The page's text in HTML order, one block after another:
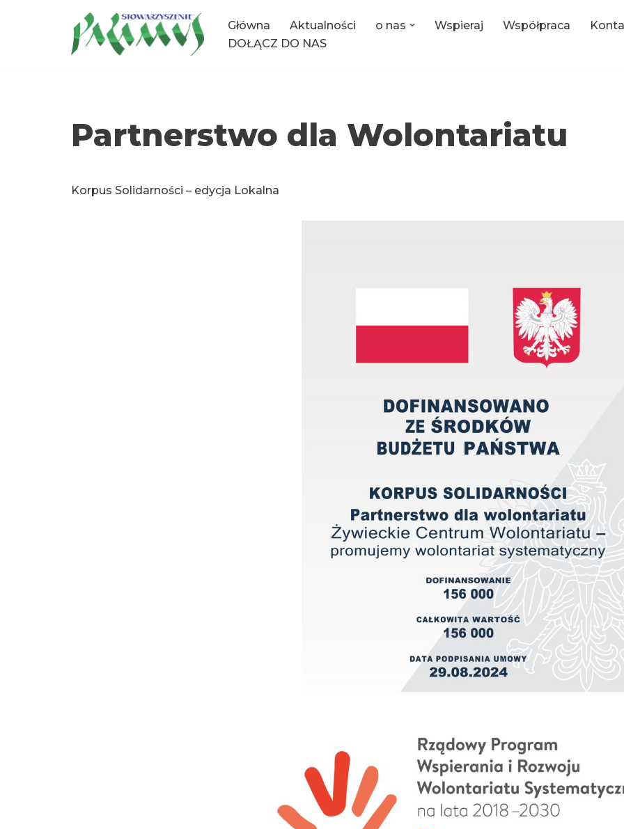
Główna Aktualności o nas Wspieraj Współpraca
DOŁĄCZ DO NAS
Partnerstwo dla Wolontariatu
Korpus Solidarności – edycja Lokalna